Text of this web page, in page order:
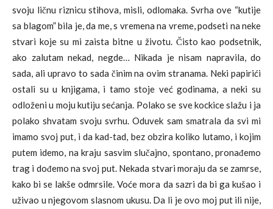
svoju ličnu riznicu stihova, misli, odlomaka. Svrha ove “kutije
sa blagom” bila je, da me, s vremena na vreme, podseti na neke
stvari koje su mi zaista bitne u životu. Čisto kao podsetnik,
ako zalutam nekad, negde… Nikada je nisam napravila, do
sada, ali upravo to sada činim na ovim stranama. Neki papirići
ostali su u knjigama, i tamo stoje već godinama, a neki su
odloženi u moju kutiju sećanja. Polako se sve kockice slažu i ja
polako shvatam svoju svrhu. Oduvek sam smatrala da svi mi
imamo svoj put, i da kad-tad, bez obzira koliko lutamo, i kojim
putem idemo, na kraju sasvim slučajno, spontano, pronađemo
trag i dođemo na svoj put. Nekada stvari moraju da se zamrse,
kako bi se lakše odmrsile. Voće mora da sazri da bi ga kušao i
uživao u njegovom slasnom ukusu. Da li je ovo moj put ili nije,